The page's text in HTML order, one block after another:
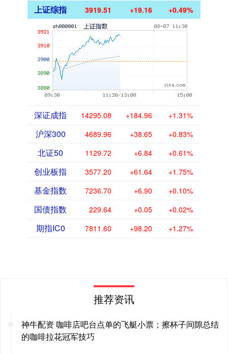
上证综指 3919.51 +19.16 +0.49%
深证成指 14295.08 +184.96 +1.31%
沪深300 4689.96 +38.65 +0.83%
北证50 1129.72 +6.84 +0.61%
创业板指 3577.20 +61.64 +1.75%
基金指数 7236.70 +6.90 +0.10%
国债指数 229.64 +0.05 +0.02%
期指IC0 7811.60 +98.20 +1.27%
推荐资讯
神牛配资 咖啡店吧台点单的飞艇小票；擦杯子间隙总结
的咖啡拉花冠军技巧